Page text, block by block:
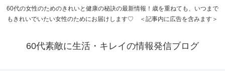
60代の女性のためのきれいと健康の秘訣の最新情報！歳を重ねても、いつまで
もきれいでいたい女性のためにお届けします♡ ＜記事内に広告を含みます＞
60代素敵に生活・キレイの情報発信ブログ